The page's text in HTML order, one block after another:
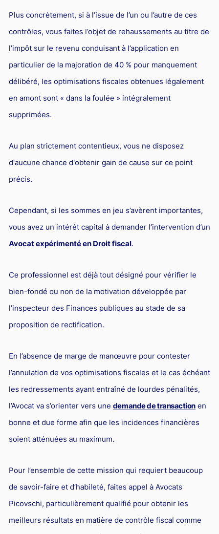
Plus concrètement, si à l’issue de l’un ou l’autre de ces
contrôles, vous faites l’objet de rehaussements au titre de
l’impôt sur le revenu conduisant à l’application en
particulier de la majoration de 40 % pour manquement
délibéré, les optimisations fiscales obtenues légalement
en amont sont « dans la foulée » intégralement
supprimées.
Au plan strictement contentieux, vous ne disposez
d'aucune chance d'obtenir gain de cause sur ce point
précis.
Cependant, si les sommes en jeu s’avèrent importantes,
vous avez un intérêt capital à demander l’intervention d’un
Avocat expérimenté en Droit fiscal.
Ce professionnel est déjà tout désigné pour vérifier le
bien-fondé ou non de la motivation développée par
l’inspecteur des Finances publiques au stade de sa
proposition de rectification.
En l’absence de marge de manœuvre pour contester
l’annulation de vos optimisations fiscales et le cas échéant
les redressements ayant entraîné de lourdes pénalités,
l’Avocat va s’orienter vers une demande de transaction en
bonne et due forme afin que les incidences financières
soient atténuées au maximum.
Pour l’ensemble de cette mission qui requiert beaucoup
de savoir-faire et d’habileté, faites appel à Avocats
Picovschi, particulièrement qualifié pour obtenir les
meilleurs résultats en matière de contrôle fiscal comme